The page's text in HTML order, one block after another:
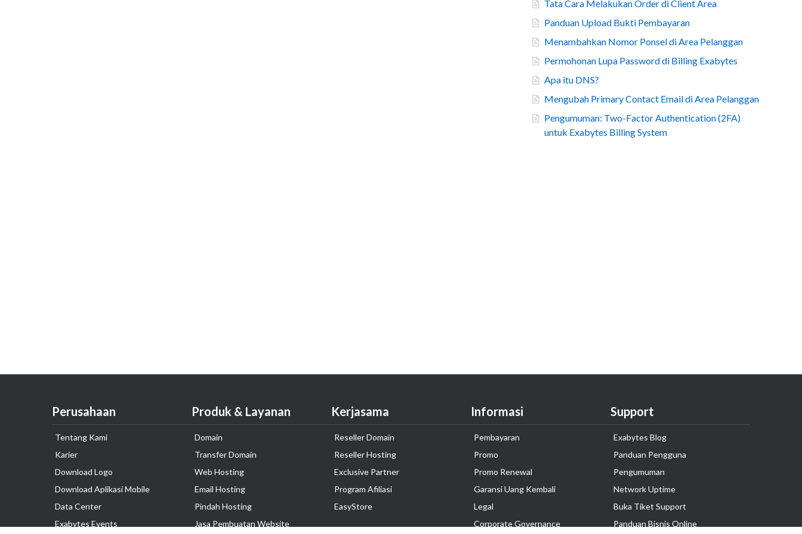
Tata Cara Melakukan Order di Client Area
Panduan Upload Bukti Pembayaran
Menambahkan Nomor Ponsel di Area Pelanggan
Permohonan Lupa Password di Billing Exabytes
Apa itu DNS?
Mengubah Primary Contact Email di Area Pelanggan
Pengumuman: Two-Factor Authentication (2FA)
untuk Exabytes Billing System
Perusahaan
Tentang Kami
Karier
Download Logo
Download Aplikasi Mobile
Data Center
Exabytes Events
Produk & Layanan
Domain
Transfer Domain
Web Hosting
Email Hosting
Pindah Hosting
Jasa Pembuatan Website
Kerjasama
Reseller Domain
Reseller Hosting
Exclusive Partner
Program Afiliasi
EasyStore
Informasi
Pembayaran
Promo
Promo Renewal
Garansi Uang Kembali
Legal
Corporate Governance
Support
Exabytes Blog
Panduan Pengguna
Pengumuman
Network Uptime
Buka Tiket Support
Panduan Bisnis Online